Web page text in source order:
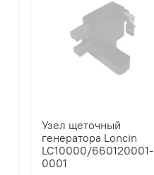
Узел щеточный
генератора Loncin
LC10000/660120001-
0001